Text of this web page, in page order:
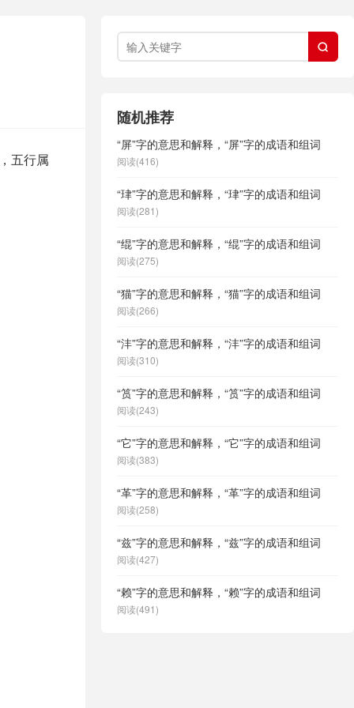
五行属

随机推荐
“屏”字的意思和解释，“屏”字的成语和组词
阅读(416)
“珒”字的意思和解释，“珒”字的成语和组词
阅读(281)
“绲”字的意思和解释，“绲”字的成语和组词
阅读(275)
“猫”字的意思和解释，“猫”字的成语和组词
阅读(266)
“沣”字的意思和解释，“沣”字的成语和组词
阅读(310)
“筼”字的意思和解释，“筼”字的成语和组词
阅读(243)
“它”字的意思和解释，“它”字的成语和组词
阅读(383)
“革”字的意思和解释，“革”字的成语和组词
阅读(258)
“兹”字的意思和解释，“兹”字的成语和组词
阅读(427)
“赖”字的意思和解释，“赖”字的成语和组词
阅读(491)